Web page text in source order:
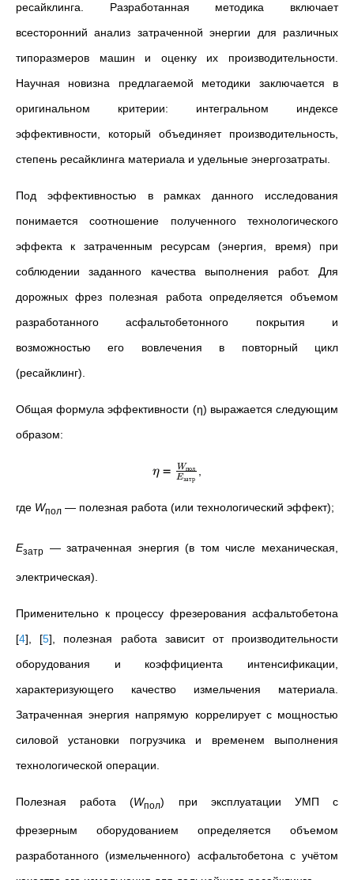
ресайклинга. Разработанная методика включает
всесторонний анализ затраченной энергии для различных
типоразмеров машин и оценку их производительности.
Научная новизна предлагаемой методики заключается в
оригинальном критерии: интегральном индексе
эффективности, который объединяет производительность,
степень ресайклинга материала и удельные энергозатраты.
Под эффективностью в рамках данного исследования
понимается соотношение полученного технологического
эффекта к затраченным ресурсам (энергия, время) при
соблюдении заданного качества выполнения работ. Для
дорожных фрез полезная работа определяется объемом
разработанного асфальтобетонного покрытия и
возможностью его вовлечения в повторный цикл
(ресайклинг).
Общая формула эффективности (η) выражается следующим
образом:
η = Eзатр
Wпол
где Wпол — полезная работа (или технологический эффект);
Eзатр —затраченная энергия (в том числе механическая,
электрическая).
Применительно к процессу фрезерования асфальтобетона
[4] [5] , полезная работа зависит от производительности
оборудования и коэффициента интенсификации,
характеризующего качество измельчения материала.
Затраченная энергия напрямую коррелируетс мощностью
силовой установки погрузчика и временем выполнения
технологической операции.
Полезная работа (Wпол) при эксплуатации УМП с
фрезерным оборудованием определяется объемом
разработанного (измельченного) асфальтобетона с учётом